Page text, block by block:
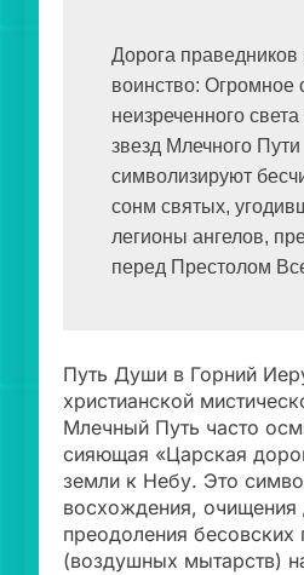
Дорога праведников
воинство: Огромное
неизреченного
звезд Млечного Пути
символизируют
сонм святых,
легионы ангелов,
перед Престолом
Путь Души в Горний
христианской
Млечный Путь часто
сияющая «Царская
земли к Небу. Это
восхождения,
преодоления бесовских
(воздушных мытарств)